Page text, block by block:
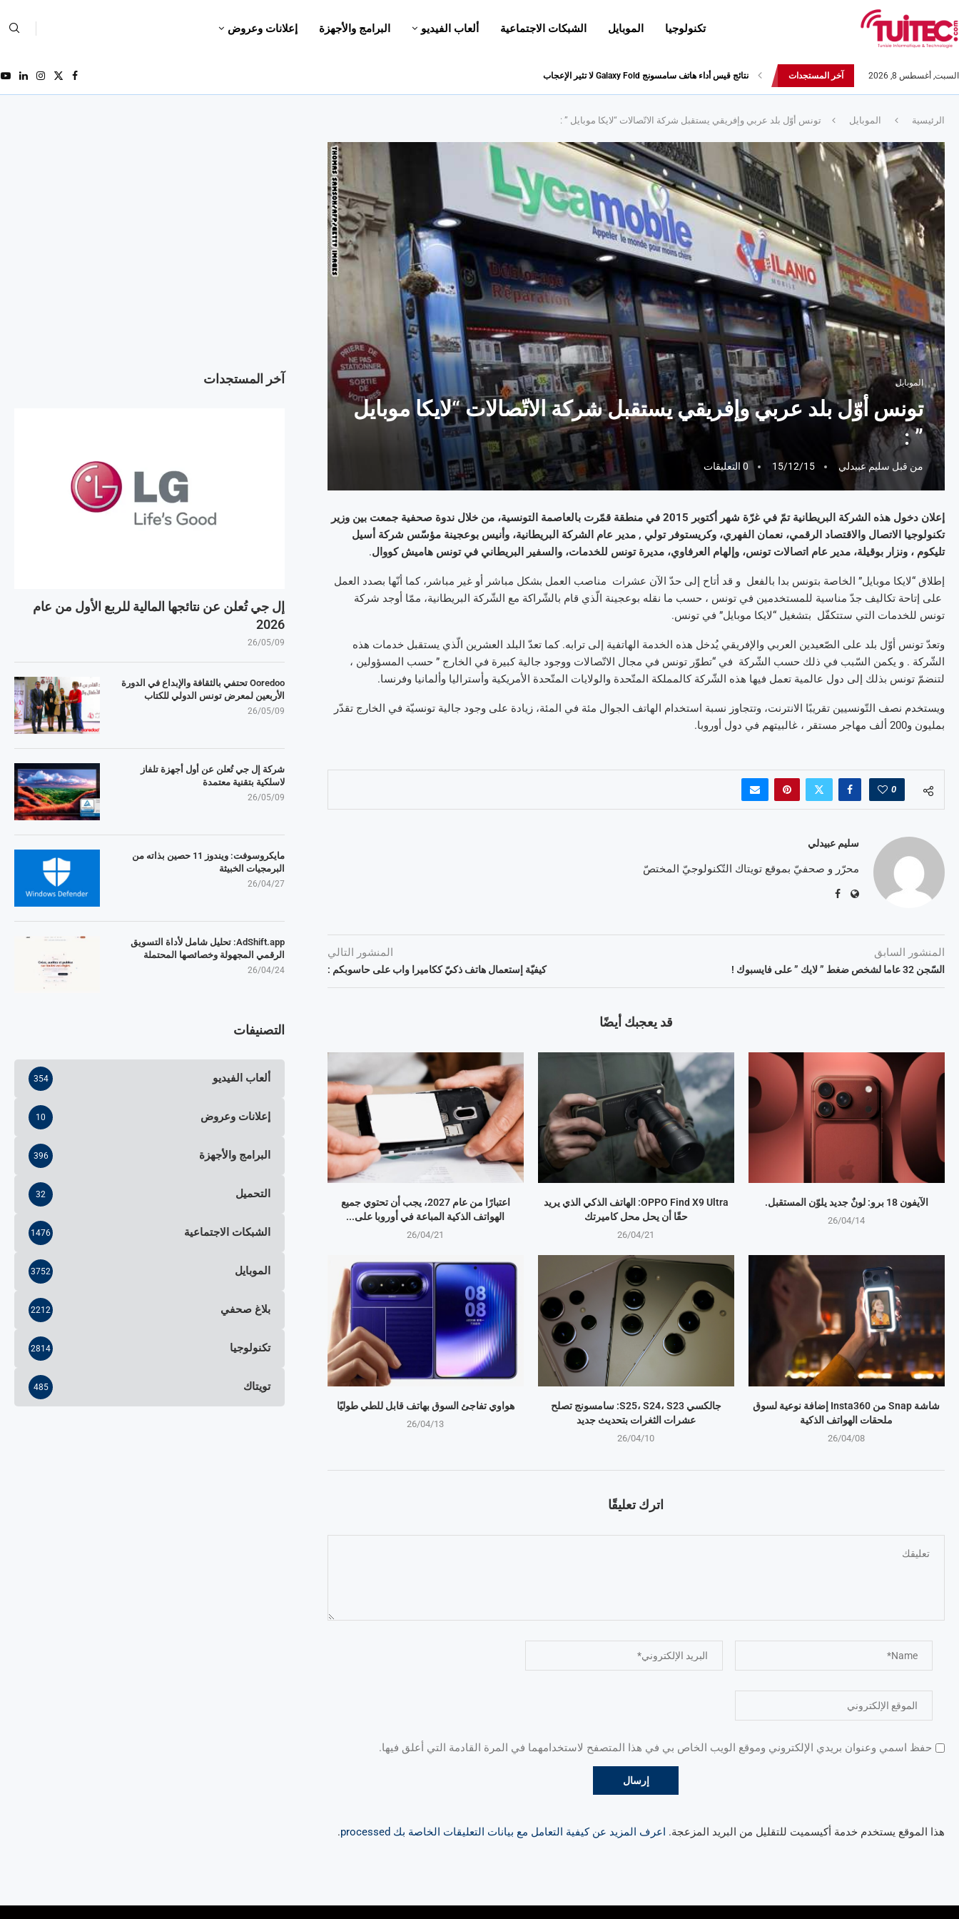
تكنولوجيا الموبايل الشبكات الاجتماعية ألعاب الفيديو البرامج والأجهزة إعلانات وعروض
السبت, أغسطس 8, 2026 آخر المستجدات نتائج قيس أداء هاتف سامسونج Galaxy Fold لا تثير الإعجاب
الرئيسية الموبايل تونس أوّل بلد عربي وإفريقي يستقبل شركة الاتّصالات “لايكا موبايل ” :
الموبايل
تونس أوّل بلد عربي وإفريقي يستقبل شركة الاتّصالات “لايكا موبايل
” :
من قبل سليم عبيدلي 15/12/15 0 التعليقات
إعلان دخول هذه الشركة البريطانية تمّ في غرّة شهر أكتوبر 2015 في منطقة قمّرت بالعاصمة التونسية، من خلال ندوة صحفية جمعت بين وزير
تكنولوجيا الاتصال والاقتصاد الرقمي، نعمان الفهري، وكريستوفر تولي , مدير عام الشركة البريطانية، وأنيس بوعجينة مؤسّس شركة أسيل
تليكوم ، ونزار بوقيلة، مدير عام اتصالات تونس، وإلهام العرفاوي، مديرة تونس للخدمات، والسفير البريطاني في تونس هاميش كووال.
إطلاق “لايكا موبايل” الخاصة بتونس بدا بالفعل و قد أتاح إلى حدّ الآن عشرات مناصب العمل بشكل مباشر أو غير مباشر، كما أنّها بصدد العمل
على إتاحة تكاليف جدّ مناسية للمستخدمين في تونس ، حسب ما نقله بوعجينة الّذي قام بالشّراكة مع الشّركة البريطانية، ممّا أوجد شركة
تونس للخدمات التي ستتكفّل بتشغيل “لايكا موبايل” في تونس.
وتعدّ تونس أوّل بلد على الصّعيدين العربي والإفريقي يُدخل هذه الخدمة الهاتفية إلى ترابه. كما تعدّ البلد العشرين الّذي يستقبل خدمات هذه
الشّركة . و يكمن السّبب في ذلك حسب الشّركة في “تطوّر تونس في مجال الاتّصالات ووجود جالية كبيرة في الخارج ” حسب المسؤولين ،
لتنضمّ تونس بذلك إلى دول عالمية تعمل فيها هذه الشّركة كالمملكة المتّحدة والولايات المتّحدة الأمريكية وأستراليا وألمانيا وفرنسا.
ويستخدم نصف التّونسيين تقريبًا الانترنت، وتتجاوز نسبة استخدام الهاتف الجوال مئة في المئة، زيادة على وجود جالية تونسيّة في الخارج تقدّر
بمليون و200 ألف مهاجر مستقر ، غالبيتهم في دول أوروبا.
0
سليم عبيدلي
محرّر و صحفيّ بموقع تويتاك التّكنولوجيّ المختصّ
المنشور السابق
السّجن 32 عاما لشخص ضغط ” لايك ” على فايسبوك !
المنشور التالي
كيفيّة إستعمال هاتف ذكيّ ككاميرا واب على حاسوبكم :
قد يعجبك أيضًا
اعتبارًا من عام 2027، يجب أن تحتوي جميع
الهواتف الذكية المباعة في أوروبا على...
26/04/21
OPPO Find X9 Ultra: الهاتف الذكي الذي يريد
حقًا أن يحل محل كاميرتك
26/04/21
الآيفون 18 برو: لونٌ جديد يلوّن المستقبل.
26/04/14
هواوي تفاجئ السوق بهاتف قابل للطي طوليًا
26/04/13
جالكسي S25، S24، S23: سامسونج تصلح
عشرات الثغرات بتحديث جديد
26/04/10
شاشة Snap من Insta360 إضافة نوعية لسوق
ملحقات الهواتف الذكية
26/04/08
اترك تعليقًا
حفظ اسمي وعنوان بريدي الإلكتروني وموقع الويب الخاص بي في هذا المتصفح لاستخدامهما في المرة القادمة التي أعلق فيها.
هذا الموقع يستخدم خدمة أكيسميت للتقليل من البريد المزعجة. اعرف المزيد عن كيفية التعامل مع بيانات التعليقات الخاصة بك processed .
آخر المستجدات
إل جي تُعلن عن نتائجها المالية للربع الأول من عام
2026
26/05/09
Ooredoo تحتفي بالثقافة والإبداع في الدورة
الأربعين لمعرض تونس الدولي للكتاب
26/05/09
شركة إل جي تُعلن عن أول أجهزة تلفاز
لاسلكية بتقنية معتمدة
26/05/09
مايكروسوفت: ويندوز 11 حصين بذاته من
البرمجيات الخبيثة
26/04/27
AdShift.app: تحليل شامل لأداة التسويق
الرقمي المجهولة وخصائصها المحتملة
26/04/24
التصنيفات
ألعاب الفيديو 354
إعلانات وعروض 10
البرامج والأجهزة 396
التحميل 32
الشبكات الاجتماعية 1476
الموبايل 3752
بلاغ صحفي 2212
تكنولوجيا 2814
تويتاك 485